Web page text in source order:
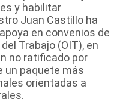
y habilitar
Juan Castillo ha
en convenios de
Trabajo (OIT), en
no ratificado por
un paquete más
orientadas a